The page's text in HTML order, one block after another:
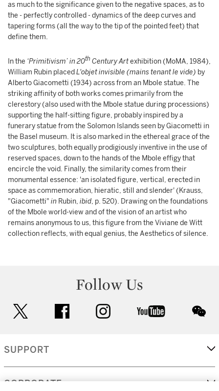
as much to the significance given to the negative spaces, as to
the - perfectly controlled - dynamics of the deep curves and
tapering forms (all the way to the tip of the pointed feet) that
define them.
In the ‘Primitivism’ in 20th Century Artexhibition (MoMA, 1984),
William Rubin placedL'objet invisible (mains tenant le vide) by
Alberto Giacometti (1934) across from an Mbole statue. The
striking affinity of both works comes primarily from the
clerestory (also used with the Mbole statue during processions)
supporting the half-sitting figure, probably inspired by a
funerary statue from the Solomon Islands seen by Giacometti in
the Basel museum. It is also marked in the ethereal grace of the
two sculptures, both equally prodigiously inventive in the use of
reserved spaces, down to the hands of the Mbole effigy that
encircle the void. Finally, the similarity comes from their
monumental essence: 'an isolated figure, vertical, erected in
space as commemoration, hieratic, still and slender' (Krauss,
"Giacometti" in Rubin, ibid, p. 520). Drawing on the foundations
of the Mbole world-view and of the vision of an artist who
remains anonymous to us, this figure from the Viviane de Witt
collection reflects, with equal genius, the Aesthetics of silence.
Follow Us
facebook instagram youtube
SUPPORT
CORPORATE